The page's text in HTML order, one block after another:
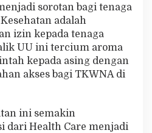
sorotan bagi tenaga
adalah
izin kepada tenaga
UU ini tercium aroma
kepada asing dengan
akses bagi TKWNA di
ini semakin
dari Health Care menjadi